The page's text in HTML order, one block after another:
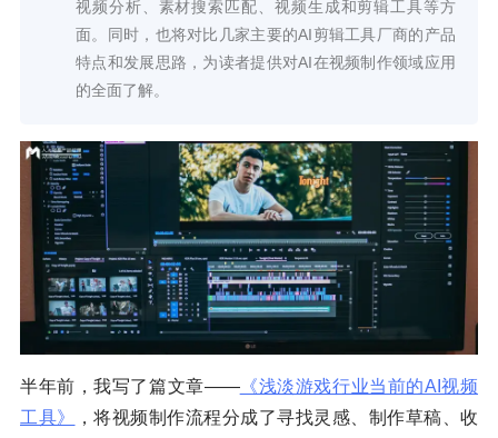
视频分析、素材搜索匹配、视频生成和剪辑工具等方
面。同时，也将对比几家主要的AI剪辑工具厂商的产品
特点和发展思路，为读者提供对AI在视频制作领域应用
的全面了解。
半年前，我写了篇文章——《浅淡游戏行业当前的AI视频
工具》
，将视频制作流程分成了寻找灵感、制作草稿、收